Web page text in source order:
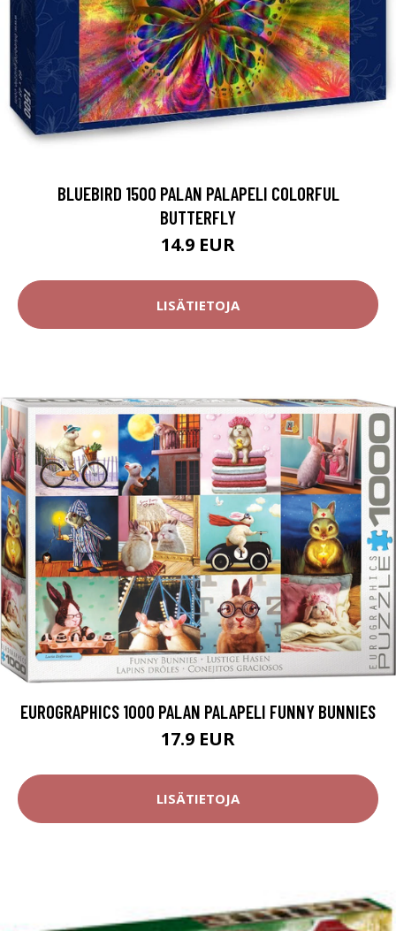
BLUEBIRD 1500 PALAN PALAPELI COLORFUL
BUTTERFLY
14.9 EUR
LISÄTIETOJA
EUROGRAPHICS 1000 PALAN PALAPELI FUNNY BUNNIES
17.9 EUR
LISÄTIETOJA